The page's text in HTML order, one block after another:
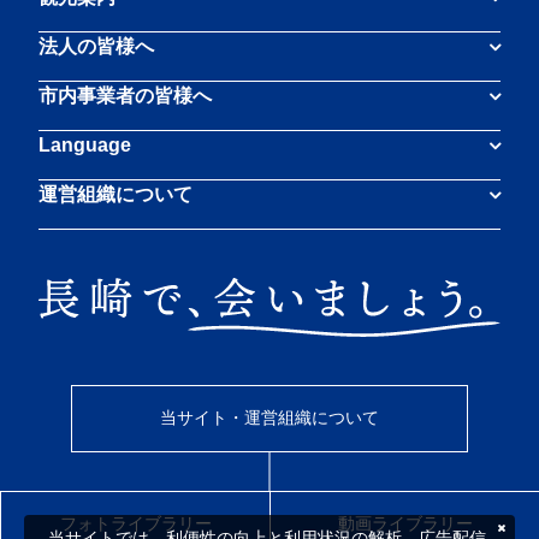
法人の皆様へ
市内事業者の皆様へ
Language
運営組織について
当サイト・運営組織について
フォトライブラリー 動画ライブラリー